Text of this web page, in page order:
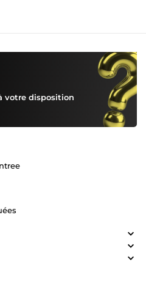
votre disposition